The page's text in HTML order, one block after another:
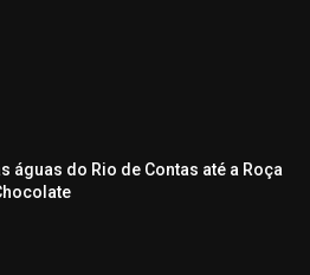
águas do Rio de Contas até a Roça